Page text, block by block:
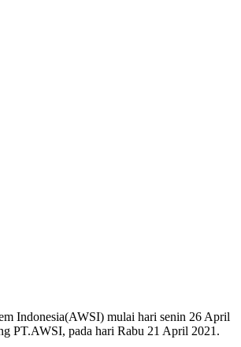
Indonesia(AWSI) mulai hari senin 26 April
PT.AWSI, pada hari Rabu 21 April 2021.